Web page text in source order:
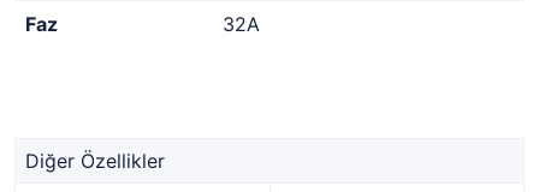
Faz
32A
Diğer Özellikler